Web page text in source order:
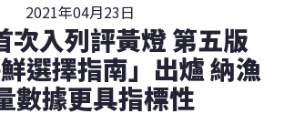
2021年04月23日
次入列評黃燈 第五版
鮮選擇指南」出爐 納漁
數據更具指標性